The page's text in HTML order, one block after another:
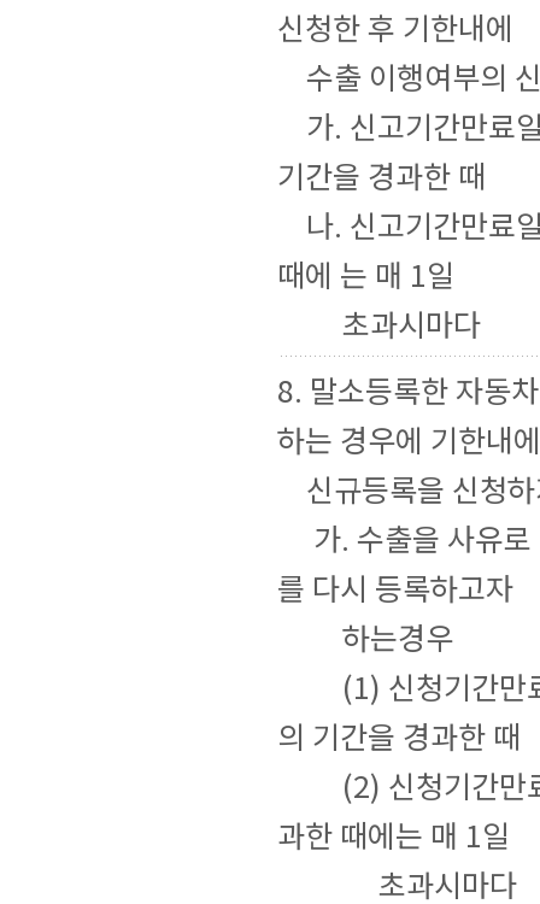
신청한 후 기한내에
수출 이행여부의
가. 신고기간만료
기간을 경과한 때
나. 신고기간만료
때에 는 매 1일
초과시마다
8. 말소등록한 자동
하는 경우에 기한내에
신규등록을 신청
가. 수출을 사유로
를 다시 등록하고자
하는경우
(1) 신청기간만
의 기간을 경과한 때
(2) 신청기간만
과한 때에는 매 1일
초과시마다